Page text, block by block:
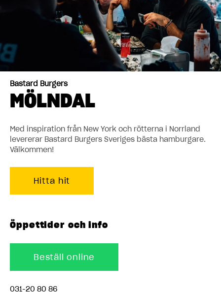
Bastard Burgers
MÖLNDAL
Med inspiration från New York och rötterna i Norrland
levererar Bastard Burgers Sveriges bästa hamburgare.
Välkommen!
Hitta hit
Öppettider och info
Beställ online
031-20 80 86